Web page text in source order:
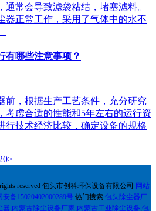
通常会导致滤袋粘结，堵塞滤料。
器正常工作，采用了气体中的水不
有哪些注意事项？
前，根据生产工艺条件，充分研究
考虑合适的性能和5年左右的运行资
行技术经济比较，确定设备的规格
>
reserved 包头市创科环保设备有限公司 网站
安备15020402000289号 热门搜索:包头除尘器厂
器,内蒙古除尘设备厂家,内蒙古工业除尘设备,包